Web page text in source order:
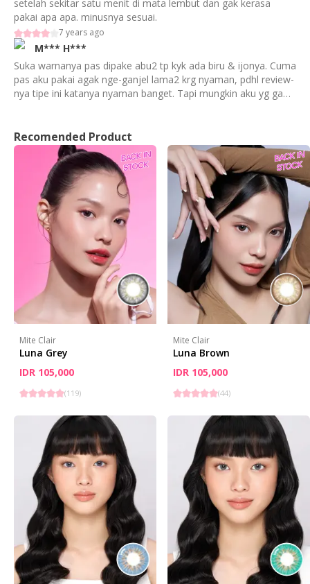
setelah sekitar satu menit di mata lembut dan gak kerasa
pakai apa apa. minusnya sesuai.
7 years ago
M*** H***
Suka warnanya pas dipake abu2 tp kyk ada biru & ijonya. Cuma
pas aku pakai agak nge-ganjel lama2 krg nyaman, pdhl review-
nya tipe ini katanya nyaman banget. Tapi mungkin aku yg ga
Recomended Product
Mite Clair
Luna Grey
IDR 105,000
(119)
Mite Clair
Luna Brown
IDR 105,000
(44)